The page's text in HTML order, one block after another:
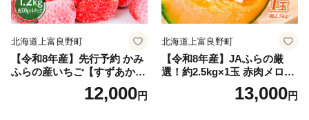
北海道上富良野町
【令和8年産】先行予約 かみ
ふらの産いちご【すずあか
ね】A品 300g×4セット 果物
12,000円
北海道上富良野町
【令和8年産】JAふらの厳
選！約2.5kg×1玉 赤肉メロン
メロン めろん 富良野メロン
果物 くだもの フルーツ 富良
13,000円